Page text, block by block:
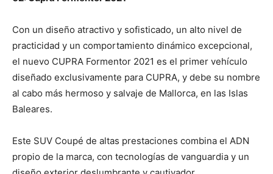
Con un diseño atractivo y sofisticado, un alto nivel de
practicidad y un comportamiento dinámico excepcional,
el nuevo CUPRA Formentor 2021 es el primer vehículo
diseñado exclusivamente para CUPRA, y debe su nombre
al cabo más hermoso y salvaje de Mallorca, en las Islas
Baleares.
Este SUV Coupé de altas prestaciones combina el ADN
propio de la marca, con tecnologías de vanguardia y un